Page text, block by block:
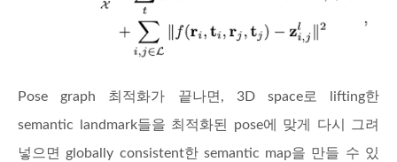
Pose graph 최적화가 끝나면, 3D space로 lifting한
semantic landmark들을 최적화된 pose에 맞게 다시 그려
넣으면 globally consistent한 semantic map을 만들 수 있